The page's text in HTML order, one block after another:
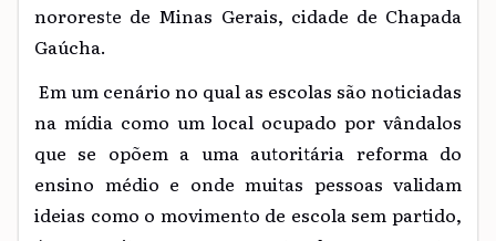
nororeste de Minas Gerais, cidade de Chapada
Gaúcha.
Em um cenário no qual as escolas são noticiadas
na mídia como um local ocupado por vândalos
que se opõem a uma autoritária reforma do
ensino médio e onde muitas pessoas validam
ideias como o movimento de escola sem partido,